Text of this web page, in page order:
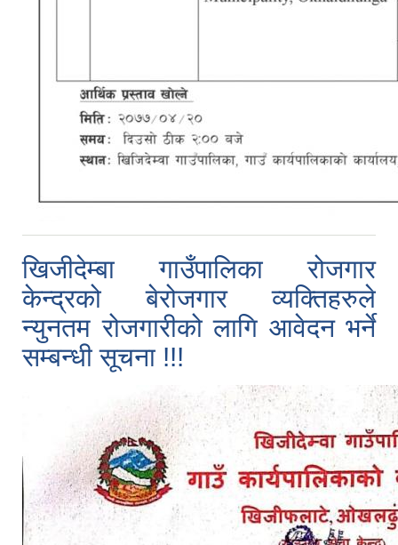
खिजीदेम्बा गाउँपालिका रोजगार
केन्द्रको बेरोजगार व्यक्तिहरुले
न्युनतम रोजगारीको लागि आवेदन भर्ने
सम्बन्धी सूचना !!!